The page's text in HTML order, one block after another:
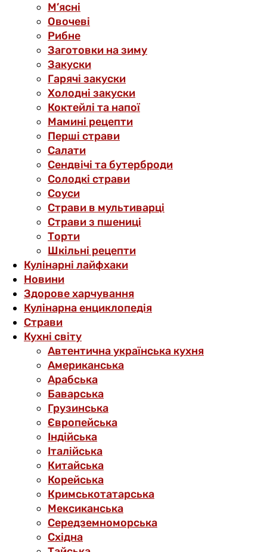
М’ясні
Овочеві
Рибне
Заготовки на зиму
Закуски
Гарячі закуски
Холодні закуски
Коктейлі та напої
Мамині рецепти
Перші страви
Салати
Сендвічі та бутерброди
Солодкі страви
Соуси
Страви в мультиварці
Страви з пшениці
Торти
Шкільні рецепти
Кулінарні лайфхаки
Новини
Здорове харчування
Кулінарна енциклопедія
Страви
Кухні світу
Автентична українська кухня
Американська
Арабська
Баварська
Грузинська
Європейська
Індійська
Італійська
Китайська
Корейська
Кримськотатарська
Мексиканська
Середземноморська
Східна